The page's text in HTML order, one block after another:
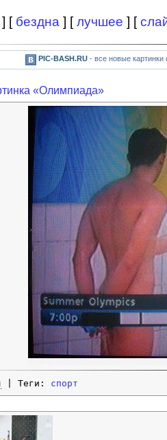
] [ бездна ] [лучшее ] [
PIC-BASH.RU- все новые картинки
«Олимпиада»
| Теги: спорт